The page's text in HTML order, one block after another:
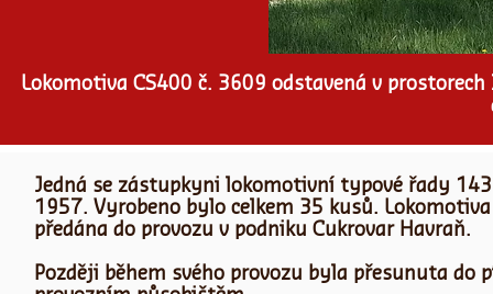
Lokomotiva CS400 č. 3609 odstavená v
Jedná se zástupkyni lokomotivní typové řady
1957. Vyrobeno bylo celkem 35 kusů.
předána do provozu v podniku Cukrovar Havraň.
Později během svého provozu byla přesunuta